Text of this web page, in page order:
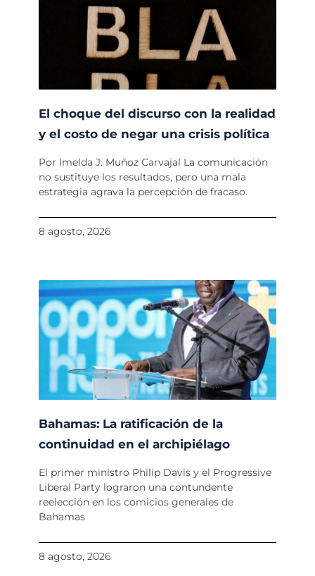
El choque del discurso con la realidad
y el costo de negar una crisis política
Por Imelda J. Muñoz Carvajal La comunicación
no sustituye los resultados, pero una mala
estrategia agrava la percepción de fracaso.
8 agosto, 2026
Bahamas: La ratificación de la
continuidad en el archipiélago
El primer ministro Philip Davis y el Progressive
Liberal Party lograron una contundente
reelección en los comicios generales de
Bahamas
8 agosto, 2026